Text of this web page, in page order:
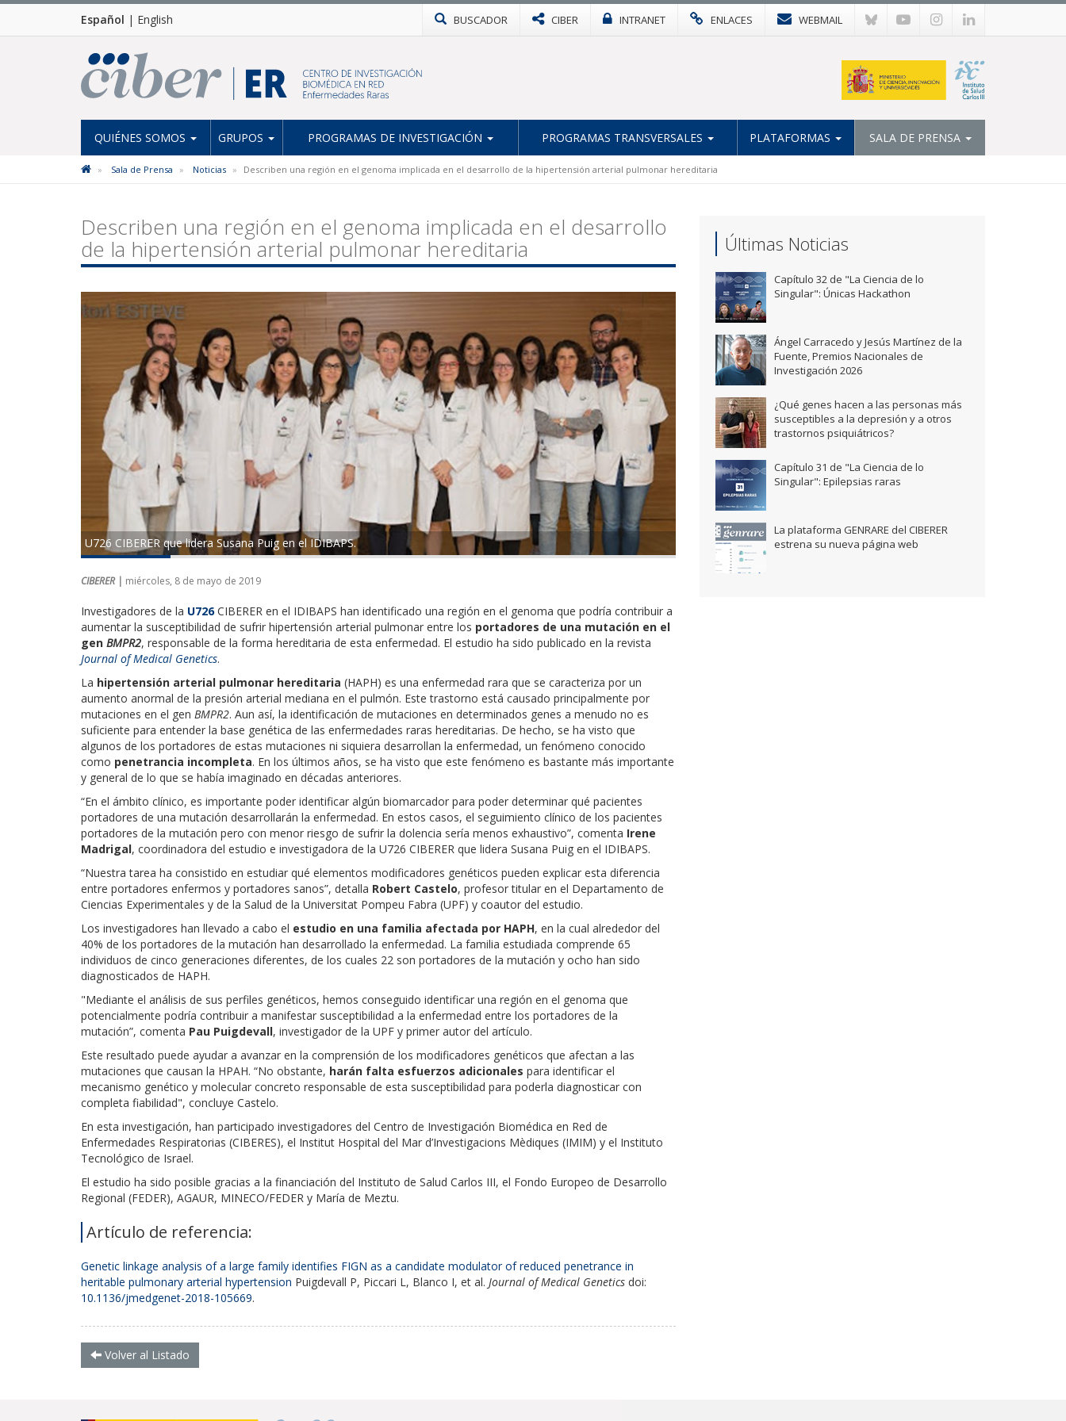
Español | English BUSCADOR CIBER INTRANET ENLACES WEBMAIL
QUIÉNES SOMOS GRUPOS PROGRAMAS DE INVESTIGACIÓN PROGRAMAS TRANSVERSALES PLATAFORMAS SALA DE PRENSA
Sala de Prensa Noticias Describen una región en el genoma implicada en el desarrollo de la hipertensión arterial pulmonar hereditaria
Describen una región en el genoma implicada en el desarrollo
de la hipertensión arterial pulmonar hereditaria
U726 CIBERER que lidera Susana Puig en el IDIBAPS.
CIBERER | miércoles, 8 de mayo de 2019
Investigadores de la U726CIBERER en el IDIBAPS han identificado una región en el genoma que podría contribuir a
aumentar la susceptibilidad de sufrir hipertensión arterial pulmonar entre los portadores de una mutación en el
gen BMPR2, responsable de la forma hereditaria de esta enfermedad. El estudio ha sido publicado en la revista
Journal of Medical Genetics.
La hipertensión arterial pulmonar hereditaria (HAPH) es una enfermedad rara que se caracteriza por un
aumento anormal de la presión arterial mediana en el pulmón. Este trastorno está causado principalmente por
mutaciones en el gen BMPR2. Aun así, la identificación de mutaciones en determinados genes a menudo no es
suficiente para entender la base genética de las enfermedades raras hereditarias. De hecho, se ha visto que
algunos de los portadores de estas mutaciones ni siquiera desarrollan la enfermedad, un fenómeno conocido
como penetrancia incompleta. En los últimos años, se ha visto que este fenómeno es bastante más importante
y general de lo que se había imaginado en décadas anteriores.
“En el ámbito clínico, es importante poder identificar algún biomarcador para poder determinar qué pacientes
portadores de una mutación desarrollarán la enfermedad. En estos casos, el seguimiento clínico de los pacientes
portadores de la mutación pero con menor riesgo de sufrir la dolencia sería menos exhaustivo”, comenta Irene
Madrigal, coordinadora del estudio e investigadora de la U726 CIBERER que lidera Susana Puig en el IDIBAPS.
“Nuestra tarea ha consistido en estudiar qué elementos modificadores genéticos pueden explicar esta diferencia
entre portadores enfermos y portadores sanos”, detalla Robert Castelo, profesor titular en el Departamento de
Ciencias Experimentales y de la Salud de la Universitat Pompeu Fabra (UPF) y coautor del estudio.
Los investigadores han llevado a cabo el estudio en una familia afectada por HAPH, en la cual alrededor del
40% de los portadores de la mutación han desarrollado la enfermedad. La familia estudiada comprende 65
individuos de cinco generaciones diferentes, de los cuales 22 son portadores de la mutación y ocho han sido
diagnosticados de HAPH.
"Mediante el análisis de sus perfiles genéticos, hemos conseguido identificar una región en el genoma que
potencialmente podría contribuir a manifestar susceptibilidad a la enfermedad entre los portadores de la
mutación”, comenta Pau Puigdevall, investigador de la UPF y primer autor del artículo.
Este resultado puede ayudar a avanzar en la comprensión de los modificadores genéticos que afectan a las
mutaciones que causan la HPAH. “No obstante, harán falta esfuerzos adicionales para identificar el
mecanismo genético y molecular concreto responsable de esta susceptibilidad para poderla diagnosticar con
completa fiabilidad", concluye Castelo.
En esta investigación, han participado investigadores del Centro de Investigación Biomédica en Red de
Enfermedades Respiratorias (CIBERES), el Institut Hospital del Mar d’Investigacions Mèdiques (IMIM) y el Instituto
Tecnológico de Israel.
El estudio ha sido posible gracias a la financiación del Instituto de Salud Carlos III, el Fondo Europeo de Desarrollo
Regional (FEDER), AGAUR, MINECO/FEDER y María de Meztu.
Artículo de referencia:
Genetic linkage analysis of a large family identifies FIGN as a candidate modulator of reduced penetrance in
heritable pulmonary arterial hypertension Puigdevall P, Piccari L, Blanco I, et al. Journal of Medical Genetics doi:
10.1136/jmedgenet-2018-105669.
Volver al Listado
Últimas Noticias
Capítulo 32 de "La Ciencia de lo
Singular": Únicas Hackathon
Ángel Carracedo y Jesús Martínez de la
Fuente, Premios Nacionales de
Investigación 2026
¿Qué genes hacen a las personas más
susceptibles a la depresión y a otros
trastornos psiquiátricos?
Capítulo 31 de "La Ciencia de lo
Singular": Epilepsias raras
La plataforma GENRARE del CIBERER
estrena su nueva página web